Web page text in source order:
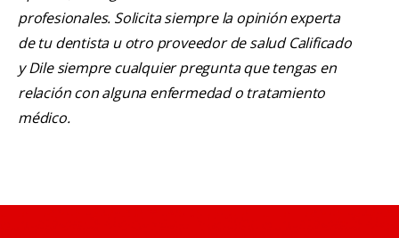
profesionales. Solicita siempre la opinión experta
de tu dentista u otro proveedor de salud Calificado
y Dile siempre cualquier pregunta que tengas en
relación con alguna enfermedad o tratamiento
médico.